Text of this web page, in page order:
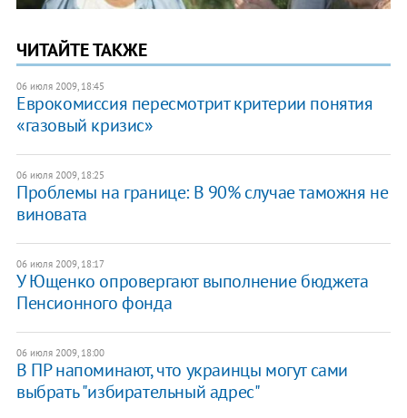
ЧИТАЙТЕ ТАКЖЕ
06 июля 2009, 18:45
Еврокомиссия пересмотрит критерии понятия
«газовый кризис»
06 июля 2009, 18:25
Проблемы на границе: В 90% случае таможня не
виновата
06 июля 2009, 18:17
У Ющенко опровергают выполнение бюджета
Пенсионного фонда
06 июля 2009, 18:00
В ПР напоминают, что украинцы могут сами
выбрать "избирательный адрес"